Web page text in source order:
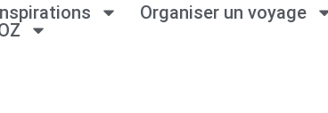
Organiser un voyage